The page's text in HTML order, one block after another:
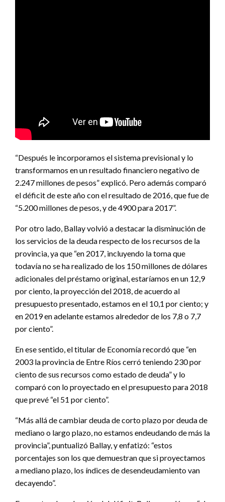
“Después le incorporamos el sistema previsional y lo
transformamos en un resultado financiero negativo de
2.247 millones de pesos” explicó. Pero además comparó
el déficit de este año con el resultado de 2016, que fue de
“5.200 millones de pesos, y de 4900 para 2017”.
Por otro lado, Ballay volvió a destacar la disminución de
los servicios de la deuda respecto de los recursos de la
provincia, ya que “en 2017, incluyendo la toma que
todavía no se ha realizado de los 150 millones de dólares
adicionales del préstamo original, estaríamos en un 12,9
por ciento, la proyección del 2018, de acuerdo al
presupuesto presentado, estamos en el 10,1 por ciento; y
en 2019 en adelante estamos alrededor de los 7,8 o 7,7
por ciento”.
En ese sentido, el titular de Economía recordó que “en
2003 la provincia de Entre Ríos cerró teniendo 230 por
ciento de sus recursos como estado de deuda” y lo
comparó con lo proyectado en el presupuesto para 2018
que prevé “el 51 por ciento”.
“Más allá de cambiar deuda de corto plazo por deuda de
mediano o largo plazo, no estamos endeudando de más la
provincia”, puntualizó Ballay, y enfatizó: “estos
porcentajes son los que demuestran que si proyectamos
a mediano plazo, los índices de desendeudamiento van
decayendo”.